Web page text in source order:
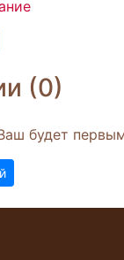
(0)
будет